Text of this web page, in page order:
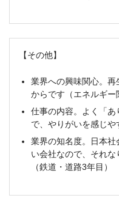
【その他】
業界への興味関心。
からです（エネルギー
仕事の内容。よく「
で、やりがいを感じや
業界の知名度。日本
い会社なので、それ
（鉄道・道路3年目）